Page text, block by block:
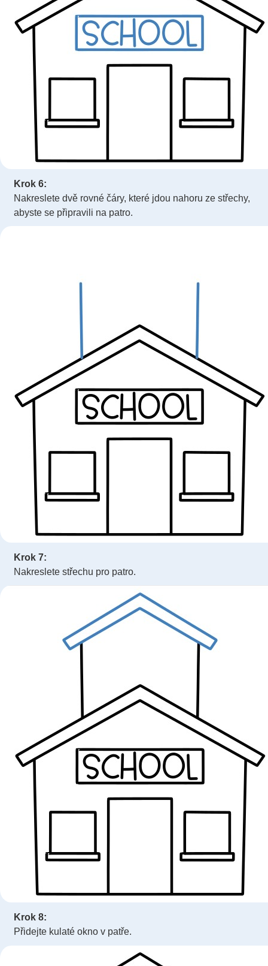
Krok 6:
Nakreslete dvě rovné čáry, které jdou nahoru ze střechy,
abyste se připravili na patro.
Krok 7:
Nakreslete střechu pro patro.
Krok 8:
Přidejte kulaté okno v patře.